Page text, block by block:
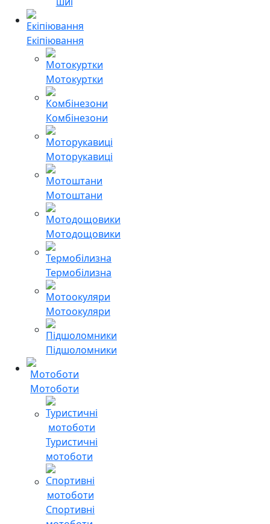
Екіпіювання
Мотокуртки
Комбінезони
Моторукавиці
Мотоштани
Мотодощовики
Термобілизна
Мотоокуляри
Підшоломники
Мотоботи
Туристичні
мотоботи
Спортивні